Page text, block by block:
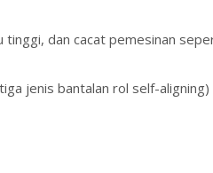
dan cacat pemesinan
jenis bantalan rol self-aligning)